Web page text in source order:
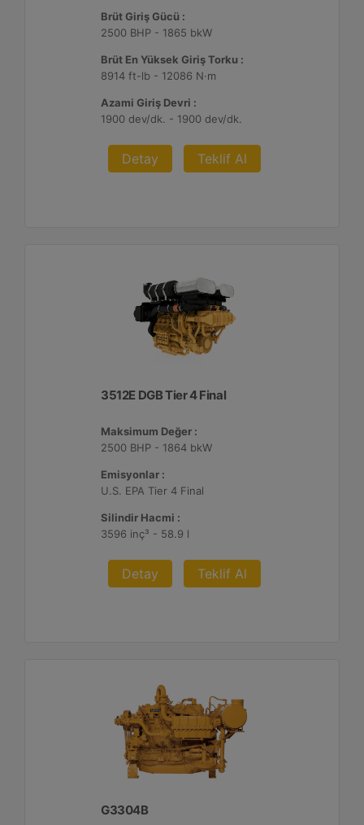
Brüt Giriş Gücü :
2500 BHP - 1865 bkW
Brüt En Yüksek Giriş Torku :
8914 ft-lb - 12086 N·m
Azami Giriş Devri :
1900 dev/dk. - 1900 dev/dk.
Detay Teklif Al
3512E DGB Tier 4 Final
Maksimum Değer :
2500 BHP - 1864 bkW
Emisyonlar :
U.S. EPA Tier 4 Final
Silindir Hacmi :
3596 inç³ - 58.9 l
Detay Teklif Al
G3304B